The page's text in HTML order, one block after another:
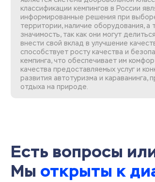
классификации кемпингов в России
информированные решения при
территории, наличие оборудования,
значимость, так как они могут
внести свой вклад в улучшение
способствует росту качества и
кемпинга, что обеспечивает им
качества предоставляемых услуг и
развития автотуризма и
отдыха на природе.
Есть вопросы
Мы открыты к